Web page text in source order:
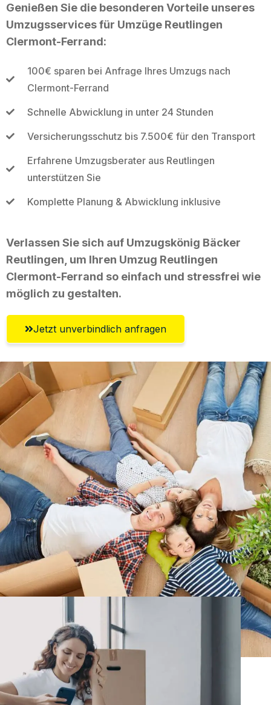
Genießen Sie die besonderen Vorteile unseres
Umzugsservices für Umzüge Reutlingen
Clermont-Ferrand:
100€ sparen bei Anfrage Ihres Umzugs nach
Clermont-Ferrand
Schnelle Abwicklung in unter 24 Stunden
Versicherungsschutz bis 7.500€ für den Transport
Erfahrene Umzugsberater aus Reutlingen
unterstützen Sie
Komplette Planung & Abwicklung inklusive
Verlassen Sie sich auf Umzugskönig Bäcker
Reutlingen, um Ihren Umzug Reutlingen
Clermont-Ferrand so einfach und stressfrei wie
möglich zu gestalten.
Jetzt unverbindlich anfragen